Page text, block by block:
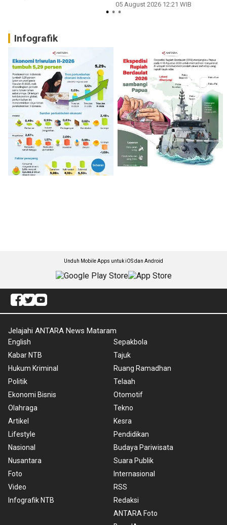
05 August 2026 12:21 WIB
Infografik
Unduh Mobile Apps untuk iOS dan Android
Jelajahi ANTARA News Mataram
English
Kabar NTB
Hukum Kriminal
Politik
Ekonomi Bisnis
Olahraga
Artikel
Lifestyle
Nasional
Nusantara
Foto
Video
Infografik NTB
Sepakbola
Tajuk
Ruang Ramadhan
Telaah
Otomotif
Tekno
Kesra
Pendidikan
Budaya Pariwisata
Suara Publik
Internasional
RSS
Redaksi
ANTARA Foto